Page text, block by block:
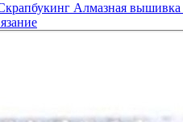
Алмазная вышивка